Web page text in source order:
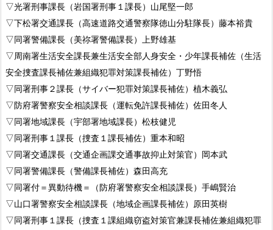
▽光署刑事課長（岩国署刑事１課長）山尾堅一郎
▽下松署交通課長（高速道路交通警察隊徳山分駐隊長）藤本裕貴
▽同署警備課長（美祢署警備課長）上野雄基
▽周南署生活安全課長兼生活安全部人身安全・少年課長補佐（生活
安全捜査課長補佐兼組織犯罪対策課長補佐）丁野悟
▽同署刑事２課長（サイバー犯罪対策課長補佐）植木義弘
▽防府署警察安全相談課長（運転免許課長補佐）佐田冬人
▽同署地域課長（宇部署地域課長）松枝健児
▽同署刑事１課長（捜査１課長補佐）重本和昭
▽同署交通課長（交通企画課交通事故抑止対策官）岡本武
▽同署警備課長（警備課長補佐）森田高充
▽同署付＝異動待機＝（防府署警察安全相談課長）手嶋賢治
▽山口署警察安全相談課長（地域企画課長補佐）原田英樹
▽同署刑事１課長（捜査１課組織窃盗対策官兼課長補佐兼組織犯罪